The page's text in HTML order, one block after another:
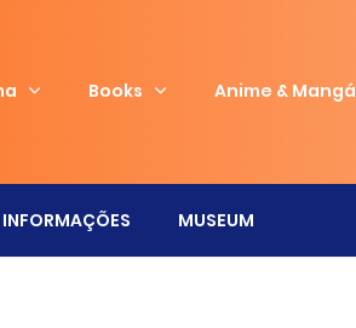
Books Anime & Mangá
INFORMAÇÕES MUSEUM